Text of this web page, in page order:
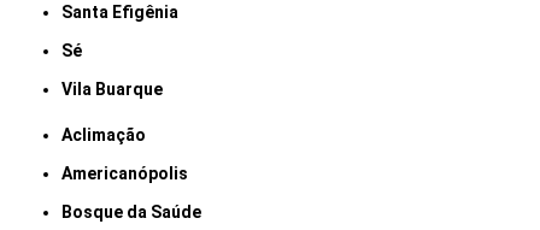
Santa Efigênia
Sé
Vila Buarque
Aclimação
Americanópolis
Bosque da Saúde